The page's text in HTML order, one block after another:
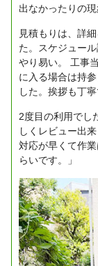
出なかったりの
見積もりは、詳
た。スケジュー
やり易い。
工事
に入る場合は持
した。挨拶も丁
2度目の利用でし
しくレビュー出
対応が早くて作
らいです。」